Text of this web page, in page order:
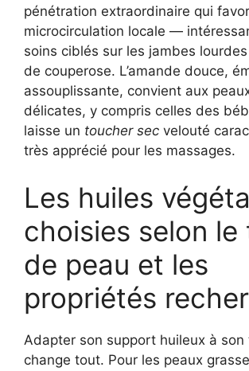
pénétration extraordinaire qui
microcirculation locale —
soins ciblés sur les jambes
de couperose. L’amande douce,
assouplissante, convient aux
délicates, y compris celles des
laisse un toucher sec velouté
très apprécié pour les massages.
Les huiles
choisies selon le
de peau et les
propriétés
Adapter son support huileux à son
change tout. Pour les peaux